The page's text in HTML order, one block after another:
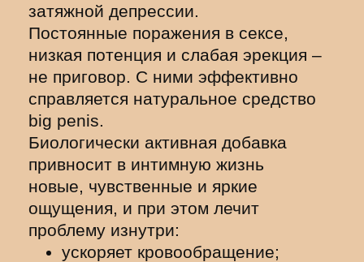
затяжной депрессии.
Постоянные поражения в сексе,
низкая потенция и слабая эрекция –
не приговор. С ними эффективно
справляется натуральное средство
big penis.
Биологически активная добавка
привносит в интимную жизнь
новые, чувственные и яркие
ощущения, и при этом лечит
проблему изнутри:
ускоряет кровообращение;